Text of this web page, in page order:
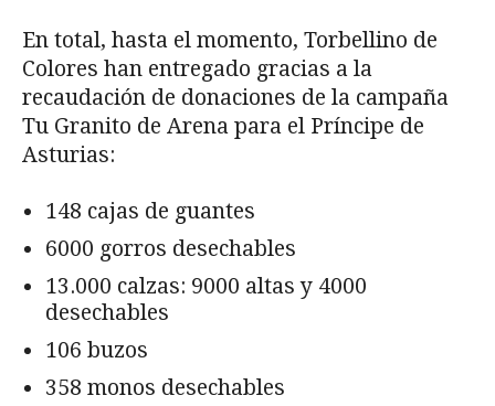
En total, hasta el momento, Torbellino de
Colores han entregado gracias a la
recaudación de donaciones de la campaña
Tu Granito de Arena para el Príncipe de
Asturias:
148 cajas de guantes
6000 gorros desechables
13.000 calzas: 9000 altas y 4000
desechables
106 buzos
358 monos desechables